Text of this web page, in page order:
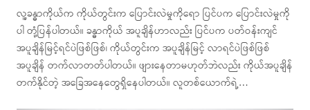
လူ့ခန္ဓာကိုယ်က ကိုယ်တွင်းက ပြောင်းလဲမှုကိုရော ပြင်ပက ပြောင်းလဲမှုကို
ပါ တုံ့ပြန်ပါတယ်။ ခန္ဓာကိုယ် အပူချိန်ဟာလည်း ပြင်ပက ပတ်ဝန်းကျင်
အပူချိန်မြင့်ရင်ပဲဖြစ်ဖြစ်၊ ကိုယ်တွင်းက အပူချိန်မြင့် လာရင်ပဲဖြစ်ဖြစ်
အပူချိန် တက်လာတတ်ပါတယ်။ ဖျားနေတာမဟုတ်ဘဲလည်း ကိုယ်အပူချိန်
တက်နိုင်တဲ့ အခြေအနေတွေရှိနေပါတယ်။ လူတစ်ယောက်ရဲ့…